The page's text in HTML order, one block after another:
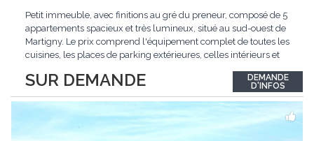
SUR DEMANDE
Petit immeuble, avec finitions au gré du preneur, composé de 5
appartements spacieux et très lumineux, situé au sud-ouest de
Martigny. Le prix comprend l'équipement complet de toutes les
cuisines, les places de parking extérieures, celles intérieurs et
opportunité exclusive avec un rendement intéressant. Plus
d'informations...
DEMANDE
D'INFOS